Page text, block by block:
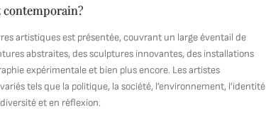
contemporain?
artistiques est présentée, couvrant un large éventail de
abstraites, des sculptures innovantes, des installations
expérimentale et bien plus encore. Les artistes
tels que la politique, la société, l’environnement, l’identité
et en réflexion.